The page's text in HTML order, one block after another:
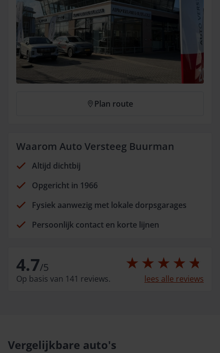
Plan route
Waarom Auto Versteeg Buurman
Altijd dichtbij
Opgericht in 1966
Fysiek aanwezig met lokale dorpsgarages
Persoonlijk contact en korte lijnen
4.7/5
Op basis van 141 reviews. lees alle reviews
Vergelijkbare auto's